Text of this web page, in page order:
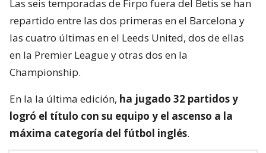
Las seis temporadas de Firpo fuera del Betis se han
repartido entre las dos primeras en el Barcelona y
las cuatro últimas en el Leeds United, dos de ellas
en la Premier League y otras dos en la
Championship.
En la la última edición, ha jugado 32 partidos y
logró el título con su equipo y el ascenso a la
máxima categoría del fútbol inglés.